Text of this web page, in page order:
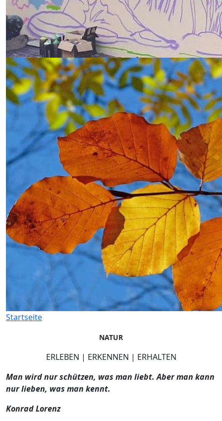
Startseite
NATUR
ERLEBEN | ERKENNEN | ERHALTEN
Man wird nur schützen, was man liebt. Aber man kann
nur lieben, was man kennt.
Konrad Lorenz